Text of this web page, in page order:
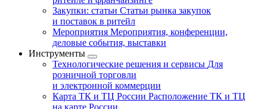
Закупки: статьи Статьи рынка закупок
и поставок в ритейл
Мероприятия Мероприятия, конференции,
деловые события, выставки
Инструменты
Технологические решения и сервисы Для
розничной торговли
и электронной коммерции
Карта ТК и ТЦ России Расположение ТК и ТЦ
на карте России